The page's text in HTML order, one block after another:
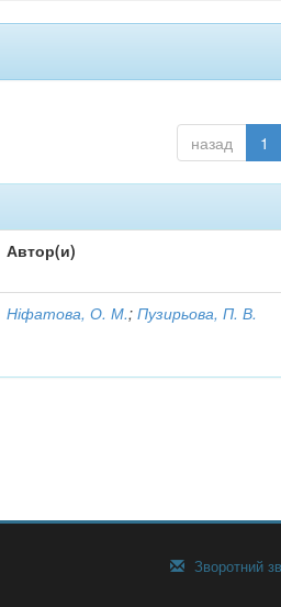
назад 1
Автор(и)
Ніфатова, О. М.;Пузирьова, П. В.
Зворотний